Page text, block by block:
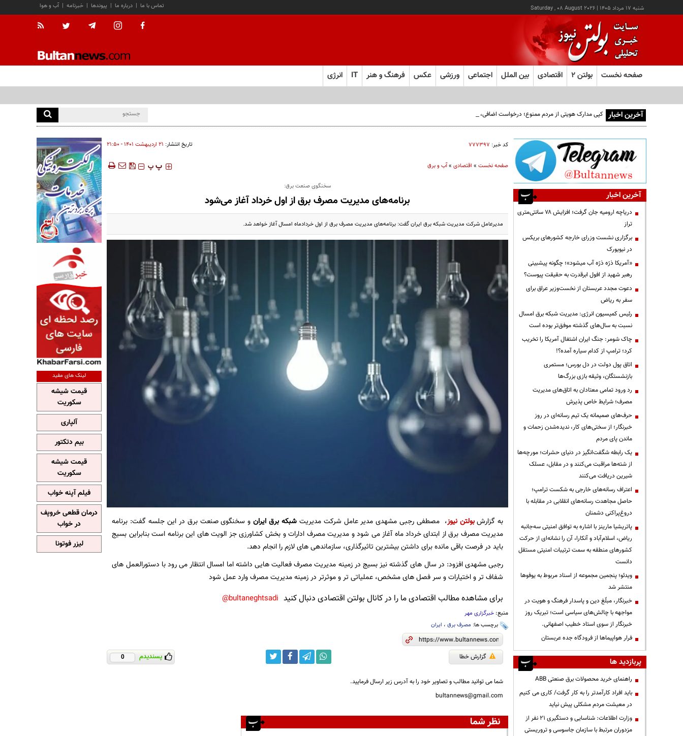
شنبه ۱۷ مرداد ۱۴۰۵ |
Saturday , 08 August 2026 آب و هوا | خبرنامه | پیوندها | درباره ما | تماس با ما
صفحه نخست بولتن ۲ اقتصادی بین الملل اجتماعی ورزشی عکس فرهنگ و هنر IT انرژی
آخرین اخبار کپی مدارک هویتی از مردم ممنوع؛ درخواست اضافی، می‌تواند پرونده تخلف اداری به دنبال داشته باشد!
کد خبر: ۷۷۷۳۹۷ تاریخ انتشار: ۲۱ ارديبهشت ۱۴۰۱ - ۲۱:۵۰
صفحه نخست» اقتصادی»آب و برق ‍‍‍ پ پ
سخنگوی صنعت برق:
برنامه‌های مدیریت مصرف برق از اول خرداد آغاز می‌شود
مدیرعامل شرکت مدیریت شبکه برق ایران گفت: برنامه‌های مدیریت مصرف برق از اول خردادماه امسال آغاز خواهد شد.
به گزارشبولتن نیوز، مصطفی رجبی مشهدی مدیر عامل شرکت مدیریتشبکه برق ایرانو سخنگوی صنعت برق در این جلسه گفت: برنامه
مدیریت مصرف برق از ابتدای خرداد ماه آغاز می شود و مدیریت مصرف ادارات و بخش کشاورزی جز الویت های این برنامه است بنابراین بسیج
باید در فرصت باقی مانده برای داشتن بیشترین تاثیرگذاری، سازماندهی های لازم را انجام دهد.
رجبی مشهدی افزود: در سال های گذشته نیز بسیج در زمینه مدیریت مصرف فعالیت هایی داشته اما امسال انتظار می رود با دستورالعمل های
شفاف تر و اختیارات و سر فصل های مشخص، عملیاتی تر و موثرتر در زمینه مدیریت مصرف وارد عمل شود
برای مشاهده مطالب اقتصادی ما را در کانال بولتن اقتصادی دنبال کنید bultaneghtsadi@
منبع: خبرگزاری مهر
برچسب ها: مصرف برق، ایران
گزارش خطا پسندیدم 0
شما می توانید مطالب و تصاویر خود را به آدرس زیر ارسال فرمایید.
bultannews@gmail.com
نظر شما
آخرین اخبار
دریاچه ارومیه جان گرفت؛ افزایش ۷۸ سانتی‌متری
تراز
برگزاری نشست وزرای خارجه کشورهای بریکس
در نیویورک
«آمریکا ذرّه ذرّه آب میشود»؛ چگونه پیشبینی
رهبر شهید از افول ابرقدرت به حقیقت پیوست؟
دعوت مجدد عربستان از نخست‌وزیر عراق برای
سفر به ریاض
رئیس کمیسیون انرژی: مدیریت شبکه برق امسال
نسبت به سال‌های گذشته موفق‌تر بوده است
چاک شومر: جنگ ایران اشتغال آمریکا را تخریب
کرد؛ ترامپ از کدام سیاره آمده؟!
اتاق پول دولت در دل بورس؛ مستمری
بازنشستگان، وثیقه بازی بزرگ‌ها
رد ورود تمامی معتادان به اتاق‌های مدیریت
مصرف؛ شرایط خاص پذیرش
حرف‌های صمیمانه یک تیم رسانه‌ای در روز
خبرنگار؛ از سختی‌های کار، ندیده‌شدن زحمات و
ماندن پای مردم
یک رابطه شگفت‌انگیز در دنیای حشرات؛ مورچه‌ها
از شته‌ها مراقبت می‌کنند و در مقابل، عسلک
شیرین دریافت می‌کنند
اعتراف رسانه‌های خارجی به شکست ترامپ؛
حاصل مجاهدت رسانه‌های انقلابی در مقابله با
دروغ‌پراکنی دشمنان
پاتریشیا مارینز با اشاره به توافق امنیتی سه‌جانبه
ریاض، اسلام‌آباد و آنکارا، آن را نشانه‌ای از حرکت
کشورهای منطقه به سمت ترتیبات امنیتی مستقل
دانست
ویدئو؛ پنجمین مجموعه از اسناد مربوط به یوفوها
منتشر شد
خبرنگار، مبلّغ دین و پاسدار فرهنگ و هویت در
مواجهه با چالش‌های سیاسی است؛ تبریک روز
خبرنگار از سوی استاد خطیب اصفهانی.
فرار هواپیماها از فرودگاه جده عربستان
پربازدید ها
راهنمای خرید محصولات برق صنعتی ABB
باید افراد کارآمدتر را به کار گرفت/ کاری می کنیم
در معیشت مردم مشکلی پیش نیاید
وزارت اطلاعات: شناسایی و دستگیری ۲۱ نفر از
مزدوران مرتبط با سازمان جاسوسی و تروریستی
لینک های مفید
قیمت شیشه
سکوریت
آلپاری
بیم دتکتور
قیمت شیشه
سکوریت
فیلم آپنه خواب
درمان قطعی خروپف
در خواب
لیزر فوتونا